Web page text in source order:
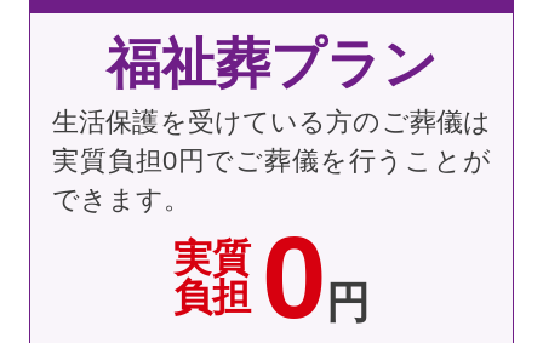
福祉葬プラン
実質
負担 0 円
生活保護を受けている方のご葬儀は
実質負担0円でご葬儀を行うことが
できます。